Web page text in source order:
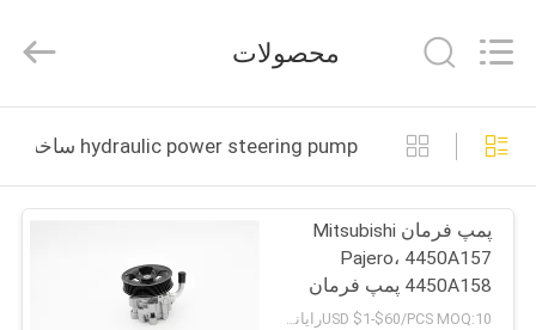
خانه
محصولات
دربارهی
Parts
Rights
محصولات
hydraulic power steering pump ساخت آنلاین
پمپ فرمان Mitsubishi
Pajero، 4450A157
4450A158 پمپ فرمان
هیدرولیک
USD $1-$60/PCS MOQ:10رایانه های شخصی